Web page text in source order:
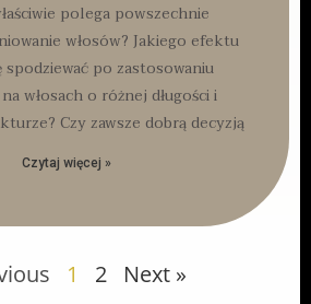
polega powszechnie
włosów? Jakiego efektu
spodziewać po zastosowaniu
włosach o różnej długości i
Czy zawsze dobrą decyzją
Czytaj więcej »
1 2 Next »